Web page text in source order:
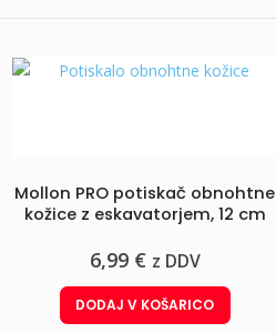
Mollon PRO potiskač obnohtne
kožice z eskavatorjem, 12 cm
6,99 € z DDV
DODAJ V KOŠARICO